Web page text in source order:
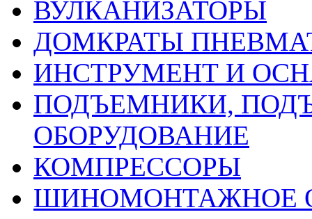
ВУЛКАНИЗАТОРЫ
ДОМКРАТЫ
ИНСТРУМЕНТ И
ПОДЪЕМНИКИ,
ОБОРУДОВАНИЕ
КОМПРЕССОРЫ
ШИНОМОНТАЖНОЕ